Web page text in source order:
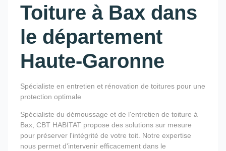
Toiture à Bax dans
le département
Haute-Garonne
Spécialiste en entretien et rénovation de toitures pour une
protection optimale
Spécialiste du démoussage et de l'entretien de toiture à
Bax, CBT HABITAT propose des solutions sur mesure
pour préserver l'intégrité de votre toit. Notre expertise
nous permet d'intervenir efficacement dans le